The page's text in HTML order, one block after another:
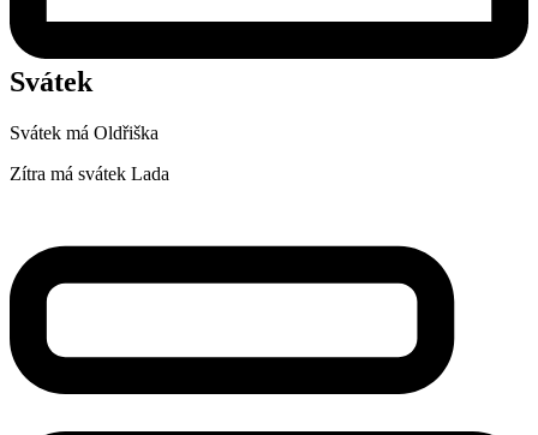
Svátek
Svátek má Oldřiška
Zítra má svátek Lada